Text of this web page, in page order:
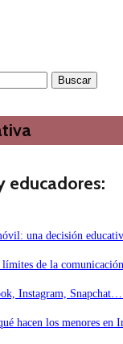
educadores:
una decisión
límites de la
Instagram,
hacen los menores en